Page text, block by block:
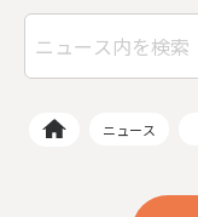
ニュース